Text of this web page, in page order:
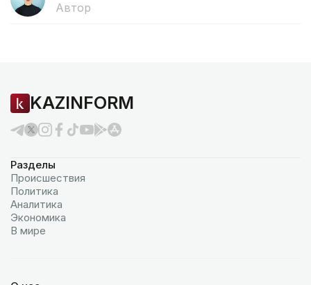
Автор
KAZINFORM
Разделы
Происшествия
Политика
Аналитика
Экономика
В мире